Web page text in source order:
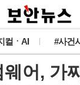
컬ㆍAI #사건
어, 가